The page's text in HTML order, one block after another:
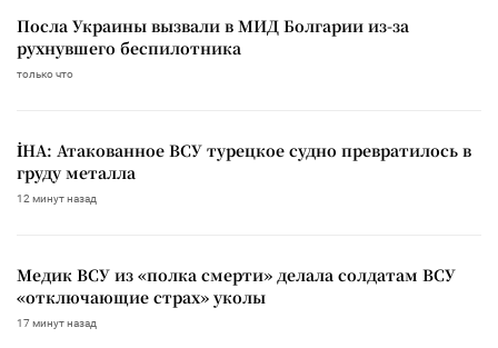
Посла Украины вызвали в МИД Болгарии из-за
рухнувшего беспилотника
только что
İHA: Атакованное ВСУ турецкое судно превратилось в
груду металла
12 минут назад
Медик ВСУ из «полка смерти» делала солдатам ВСУ
«отключающие страх» уколы
17 минут назад